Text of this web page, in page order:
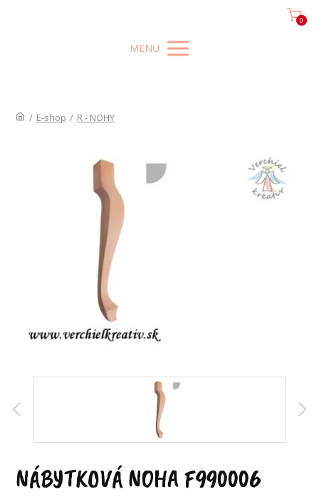
0
MENU
/ E-shop / R - NOHY
NÁBYTKOVÁ NOHA F990006